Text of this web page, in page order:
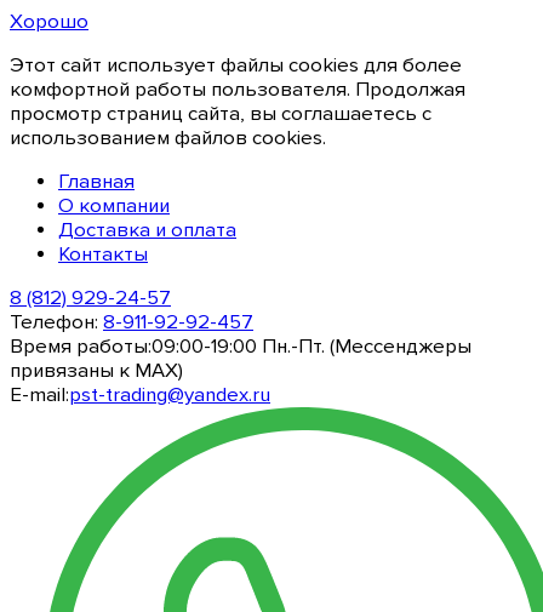
Хорошо
Этот сайт использует файлы cookies для более
комфортной работы пользователя. Продолжая
просмотр страниц сайта, вы соглашаетесь с
использованием файлов cookies.
Главная
О компании
Доставка и оплата
Контакты
8 (812) 929-24-57
Телефон: 8-911-92-92-457
Время работы:09:00-19:00 Пн.-Пт. (Мессенджеры
привязаны к МАХ)
E-mail:pst-trading@yandex.ru